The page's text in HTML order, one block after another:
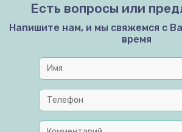
Есть вопросы или
Напишите нам, и мы свяжемся с
время